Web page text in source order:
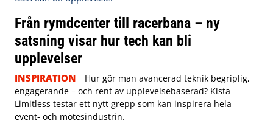
Från rymdcenter till racerbana – ny
satsning visar hur tech kan bli
upplevelser
INSPIRATION
Hur gör man avancerad teknik begriplig,
engagerande – och rent av upplevelsebaserad? Kista
Limitless testar ett nytt grepp som kan inspirera hela
event- och mötesindustrin.